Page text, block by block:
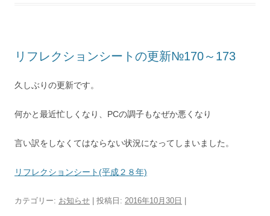
リフレクションシートの更新№170～173
久しぶりの更新です。
何かと最近忙しくなり、PCの調子もなぜか悪くなり
言い訳をしなくてはならない状況になってしまいました。
リフレクションシート(平成２８年)
カテゴリー: お知らせ | 投稿日: 2016年10月30日